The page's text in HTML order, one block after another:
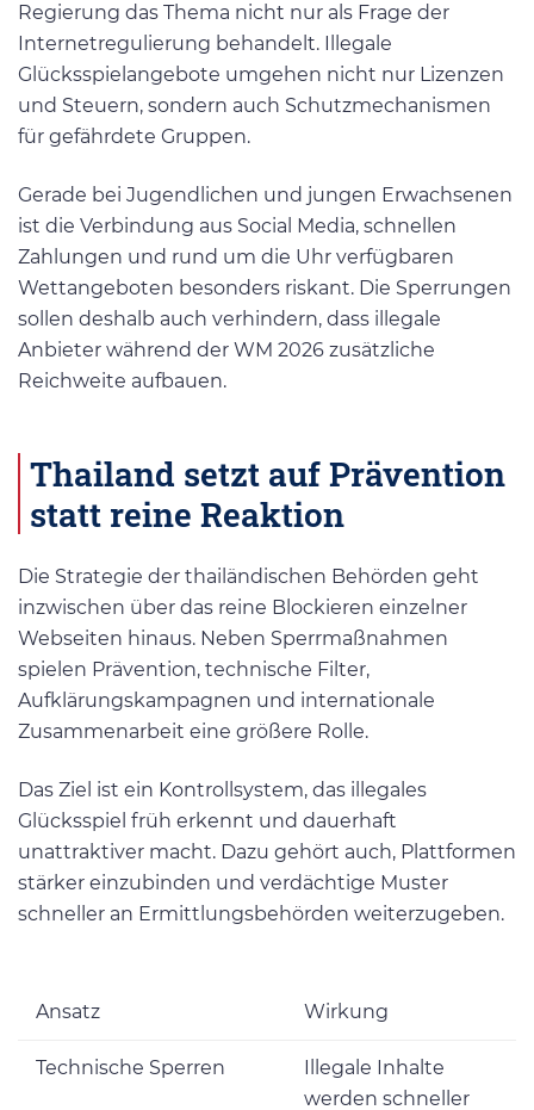
Regierung das Thema nicht nur als Frage der
Internetregulierung behandelt. Illegale
Glücksspielangebote umgehen nicht nur Lizenzen
und Steuern, sondern auch Schutzmechanismen
für gefährdete Gruppen.
Gerade bei Jugendlichen und jungen Erwachsenen
ist die Verbindung aus Social Media, schnellen
Zahlungen und rund um die Uhr verfügbaren
Wettangeboten besonders riskant. Die Sperrungen
sollen deshalb auch verhindern, dass illegale
Anbieter während der WM 2026 zusätzliche
Reichweite aufbauen.
Thailand setzt auf Prävention
statt reine Reaktion
Die Strategie der thailändischen Behörden geht
inzwischen über das reine Blockieren einzelner
Webseiten hinaus. Neben Sperrmaßnahmen
spielen Prävention, technische Filter,
Aufklärungskampagnen und internationale
Zusammenarbeit eine größere Rolle.
Das Ziel ist ein Kontrollsystem, das illegales
Glücksspiel früh erkennt und dauerhaft
unattraktiver macht. Dazu gehört auch, Plattformen
stärker einzubinden und verdächtige Muster
schneller an Ermittlungsbehörden weiterzugeben.
Ansatz Wirkung
Technische Sperren
Illegale Inhalte
werden schneller